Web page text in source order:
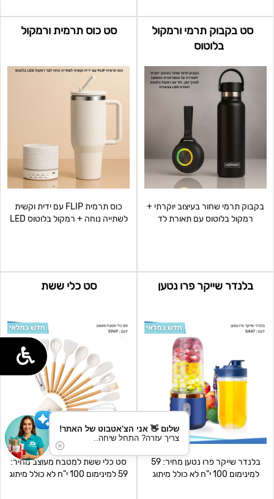
סט בקבוק תרמי ורמקול
בלוטוס
בקבוק תרמי שחור בעיצוב יוקרתי +
רמקול בלוטוס עם תאורת לד
סט כוס תרמית ורמקול
כוס תרמית FLIP עם ידית וקשית
לשתייה נוחה + רמקול בלוטוס LED
בלנדר שייקר פרו נטען
בלנדר שייקר פרו נטען מחיר: 59
למינימום 100 י"ח לא כולל מיתוג
סט כלי ששת
סט כלי ששת למטבח מעוצב מחיר:
59 למינימום 100 י"ח לא כולל מיתוג
שלום 👋 אני הצ'אטבוט של האתר!
צריך עזרה? התחל שיחה..